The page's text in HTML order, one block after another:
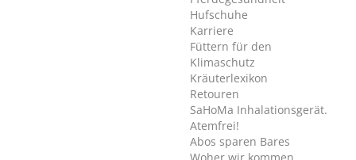
Hufschuhe
Karriere
Füttern für den
Klimaschutz
Kräuterlexikon
Retouren
SaHoMa Inhalationsgerät.
Atemfrei!
Abos sparen Bares